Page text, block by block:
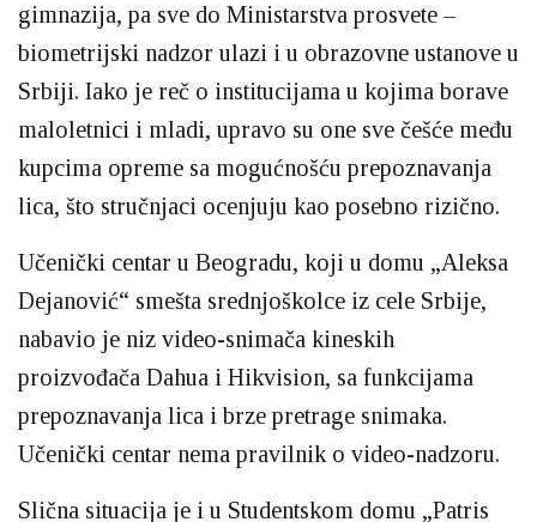
gimnazija, pa sve do Ministarstva prosvete –
biometrijski nadzor ulazi i u obrazovne ustanove u
Srbiji. Iako je reč o institucijama u kojima borave
maloletnici i mladi, upravo su one sve češće među
kupcima opreme sa mogućnošću prepoznavanja
lica, što stručnjaci ocenjuju kao posebno rizično.
Učenički centar u Beogradu, koji u domu „Aleksa
Dejanović“ smešta srednjoškolce iz cele Srbije,
nabavio je niz video-snimača kineskih
proizvođača Dahua i Hikvision, sa funkcijama
prepoznavanja lica i brze pretrage snimaka.
Učenički centar nema pravilnik o video-nadzoru.
Slična situacija je i u Studentskom domu „Patris